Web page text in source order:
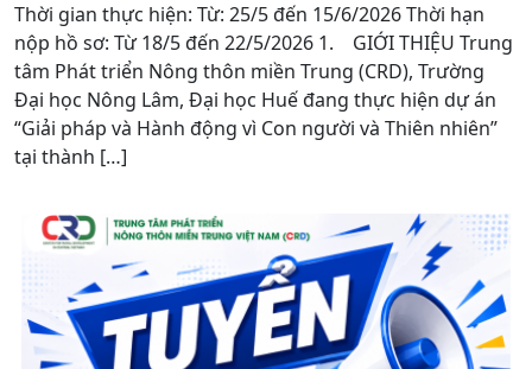
Thời gian thực hiện: Từ: 25/5 đến 15/6/2026 Thời hạn
nộp hồ sơ: Từ 18/5 đến 22/5/2026 1. GIỚI THIỆU Trung
tâm Phát triển Nông thôn miền Trung (CRD), Trường
Đại học Nông Lâm, Đại học Huế đang thực hiện dự án
“Giải pháp và Hành động vì Con người và Thiên nhiên”
tại thành […]